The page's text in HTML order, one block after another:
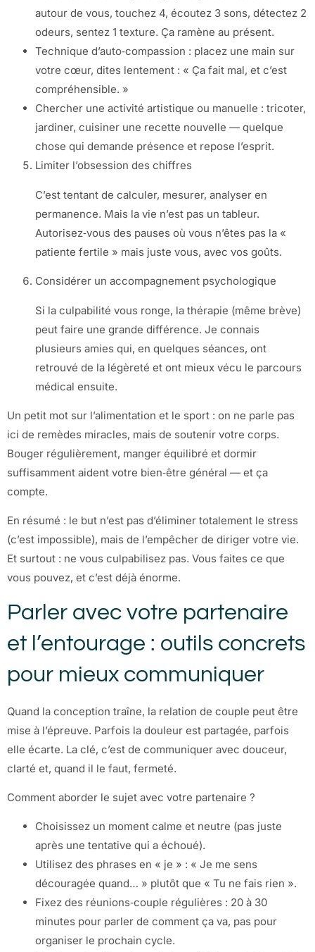
autour de vous, touchez 4, écoutez 3 sons, détectez 2
odeurs, sentez 1 texture. Ça ramène au présent.
Technique d’auto‑compassion : placez une main sur
votre cœur, dites lentement : « Ça fait mal, et c’est
compréhensible. »
Chercher une activité artistique ou manuelle : tricoter,
jardiner, cuisiner une recette nouvelle — quelque
chose qui demande présence et repose l’esprit.
Limiter l’obsession des chiffres
C’est tentant de calculer, mesurer, analyser en
permanence. Mais la vie n’est pas un tableur.
Autorisez‑vous des pauses où vous n’êtes pas la «
patiente fertile » mais juste vous, avec vos goûts.
Considérer un accompagnement psychologique
Si la culpabilité vous ronge, la thérapie (même brève)
peut faire une grande différence. Je connais
plusieurs amies qui, en quelques séances, ont
retrouvé de la légèreté et ont mieux vécu le parcours
médical ensuite.
Un petit mot sur l’alimentation et le sport : on ne parle pas
ici de remèdes miracles, mais de soutenir votre corps.
Bouger régulièrement, manger équilibré et dormir
suffisamment aident votre bien‑être général — et ça
compte.
En résumé : le but n’est pas d’éliminer totalement le stress
(c’est impossible), mais de l’empêcher de diriger votre vie.
Et surtout : ne vous culpabilisez pas. Vous faites ce que
vous pouvez, et c’est déjà énorme.
Parler avec votre partenaire
et l’entourage : outils concrets
pour mieux communiquer
Quand la conception traîne, la relation de couple peut être
mise à l’épreuve. Parfois la douleur est partagée, parfois
elle écarte. La clé, c’est de communiquer avec douceur,
clarté et, quand il le faut, fermeté.
Comment aborder le sujet avec votre partenaire ?
Choisissez un moment calme et neutre (pas juste
après une tentative qui a échoué).
Utilisez des phrases en « je » : « Je me sens
découragée quand… » plutôt que « Tu ne fais rien ».
Fixez des réunions‑couple régulières : 20 à 30
minutes pour parler de comment ça va, pas pour
organiser le prochain cycle.